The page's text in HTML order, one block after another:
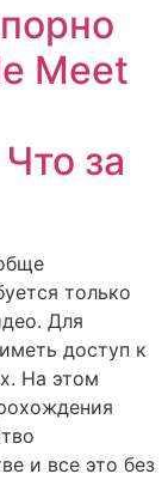
Мееt
за
только
Для
доступ к
На этом
и все это без